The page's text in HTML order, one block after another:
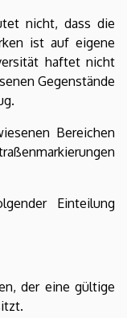
nicht, dass die
ist auf eigene
haftet nicht
Gegenstände
Bereichen
Einteilung
der eine gültige